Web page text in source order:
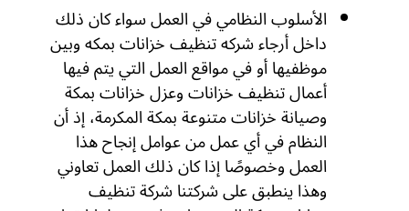
الأسلوب النظامي في العمل سواء كان ذلك
داخل أرجاء شركه تنظيف خزانات بمكه وبين
موظفيها أو في مواقع العمل التي يتم فيها
أعمال تنظيف خزانات وعزل خزانات بمكة
وصيانة خزانات متنوعة بمكة المكرمة، إذ أن
النظام في أي عمل من عوامل إنجاح هذا
العمل وخصوصًا إذا كان ذلك العمل تعاوني
وهذا ينطبق على شركتنا شركة تنظيف